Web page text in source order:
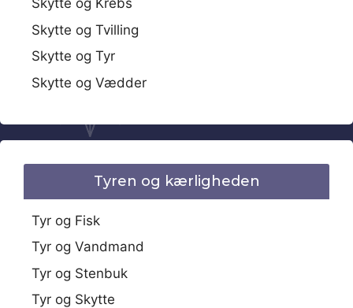
Skytte og Krebs
Skytte og Tvilling
Skytte og Tyr
Skytte og Vædder
Tyren og kærligheden
Tyr og Fisk
Tyr og Vandmand
Tyr og Stenbuk
Tyr og Skytte